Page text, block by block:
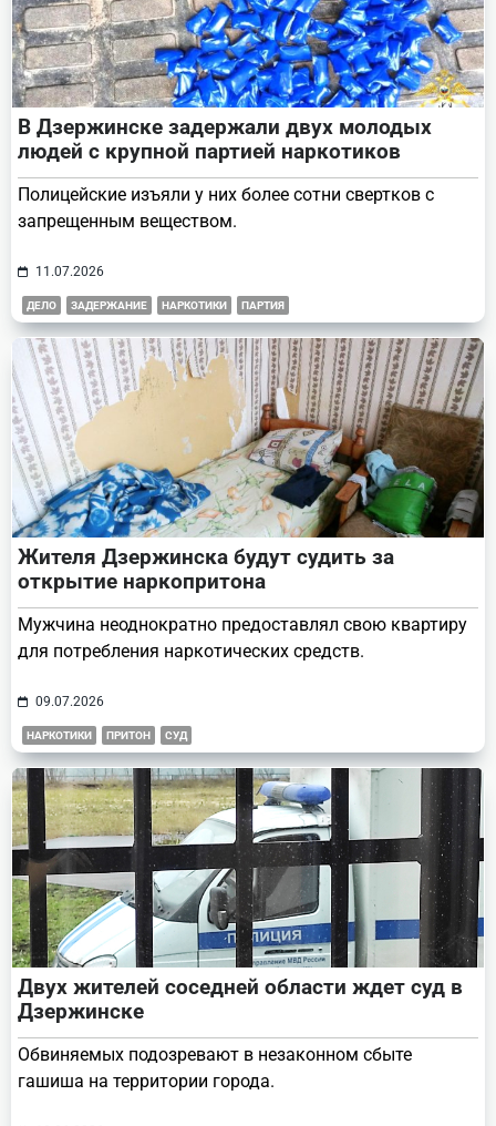
В Дзержинске задержали двух молодых
людей с крупной партией наркотиков
Полицейские изъяли у них более сотни свертков с
запрещенным веществом.
11.07.2026
ДЕЛО ЗАДЕРЖАНИЕ НАРКОТИКИ ПАРТИЯ
Жителя Дзержинска будут судить за
открытие наркопритона
Мужчина неоднократно предоставлял свою квартиру
для потребления наркотических средств.
09.07.2026
НАРКОТИКИ ПРИТОН СУД
Двух жителей соседней области ждет суд в
Дзержинске
Обвиняемых подозревают в незаконном сбыте
гашиша на территории города.